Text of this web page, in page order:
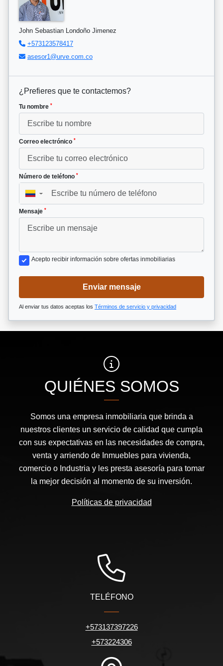
John Sebastian Londoño Jimenez
+573123578417
asesor1@urve.com.co
¿Prefieres que te contactemos?
Tu nombre *
Correo electrónico *
Número de teléfono *
▼
Mensaje *
Acepto recibir información sobre ofertas inmobiliarias
Enviar mensaje
Al enviar tus datos aceptas los Términos de servicio y privacidad
QUIÉNES SOMOS
Somos una empresa inmobiliaria que brinda a
nuestros clientes un servicio de calidad que cumpla
con sus expectativas en las necesidades de compra,
venta y arriendo de Inmuebles para vivienda,
comercio o Industria y les presta asesoría para tomar
la mejor decisión al momento de su inversión.
Políticas de privacidad
TELÉFONO
+573137397226
+573224306